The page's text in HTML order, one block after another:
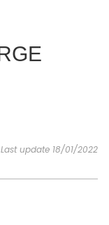
AGENDA
Last update 18/01/2022